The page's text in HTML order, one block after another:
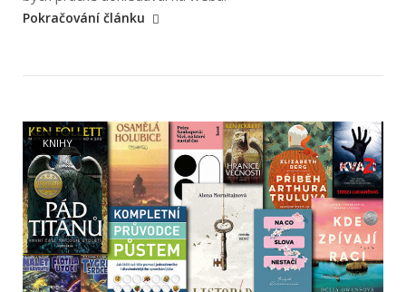
Pokračování článku
KNIHY
Open post